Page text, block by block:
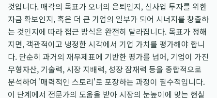
것입니다. 매각의 목표가 오너의 은퇴인지, 신사업 투자를 위한
자금 확보인지, 혹은 더 큰 기업의 일부가 되어 시너지를 창출하
는 것인지에 따라 접근 방식은 완전히 달라집니다. 목표가 정해
지면, 객관적이고 냉정한 시각에서 기업 가치를 평가해야 합니
다. 단순히 과거의 재무제표에 기반한 평가를 넘어, 기업이 가진
무형자산, 기술력, 시장 지배력, 성장 잠재력 등을 종합적으로
분석하여 '매력적인 스토리'로 포장하는 과정이 필수적입니다.
이 단계에서 전문가의 도움을 받아 시장의 눈높이에 맞는 현실